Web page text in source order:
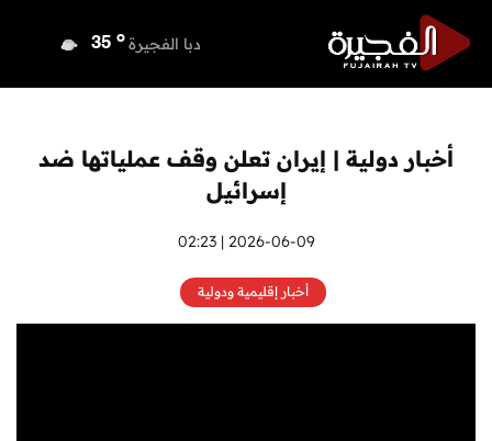
دبا الفجيرة 35 o
عجمان
34 o
الفجيرة
أخبار دولية | إيران تعلن وقف عملياتها ضد
إسرائيل
2026-06-09 | 02:23
أخبار إقليمية ودولية